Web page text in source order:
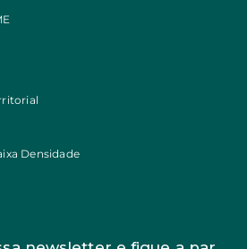
Densidade